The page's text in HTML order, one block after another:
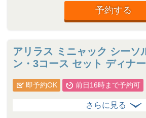
予約する
アリラス ミニャック シーソ
ン・3コース セット ディナー
即予約OK 前日16時まで予約可